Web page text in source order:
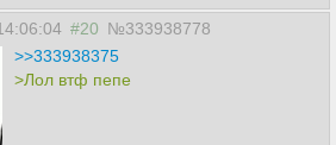
#20 №333938778
>>333938375
>Лол втф пепе